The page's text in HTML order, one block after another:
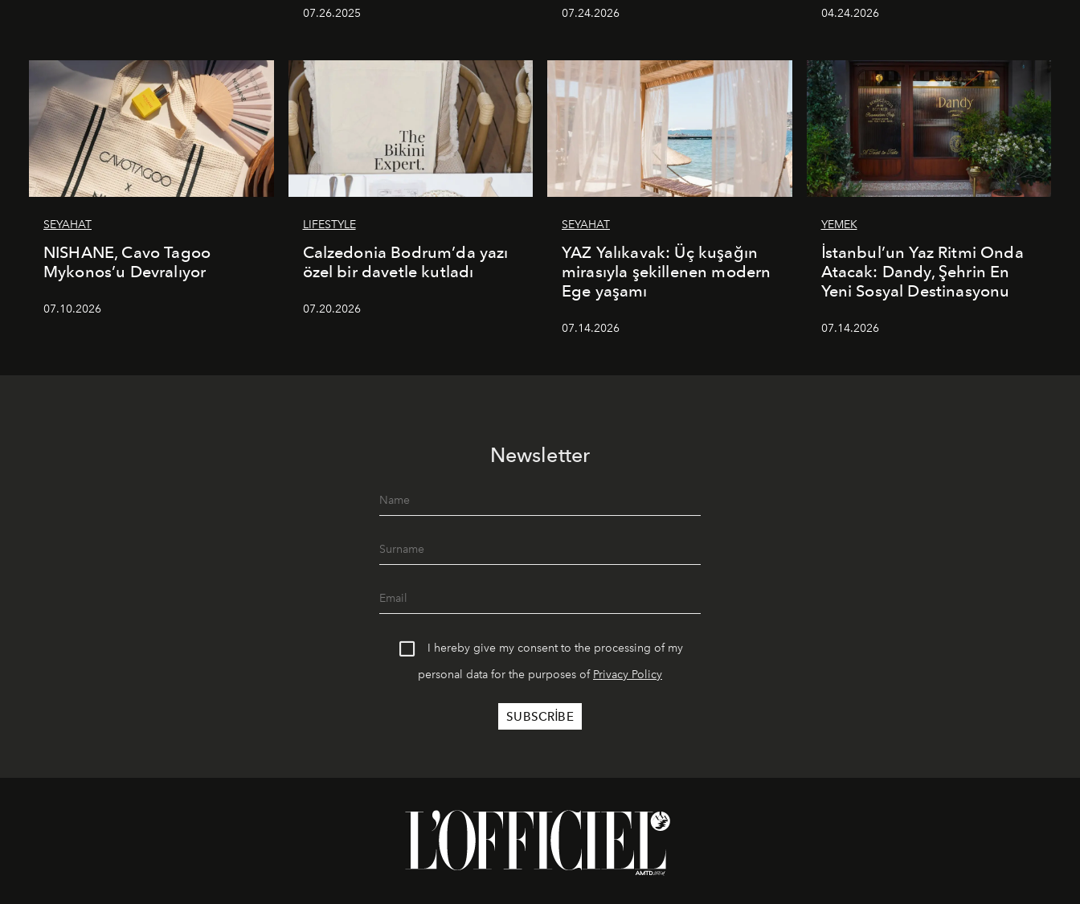
07.26.2025 07.24.2026 04.24.2026
SEYAHAT
NISHANE, Cavo Tagoo
Mykonos’u Devralıyor
07.10.2026
LIFESTYLE
Calzedonia Bodrum’da yazı
özel bir davetle kutladı
07.20.2026
SEYAHAT
YAZ Yalıkavak: Üç kuşağın
mirasıyla şekillenen modern
Ege yaşamı
07.14.2026
YEMEK
İstanbul’un Yaz Ritmi Onda
Atacak: Dandy, Şehrin En
Yeni Sosyal Destinasyonu
07.14.2026
Newsletter
I hereby give my consent to the processing of my
personal data for the purposes of Privacy Policy